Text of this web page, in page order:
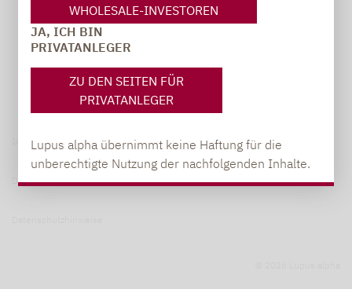
WHOLESALE-INVESTOREN
JA, ICH BIN
PRIVATANLEGER
ZU DEN SEITEN FÜR
PRIVATANLEGER
Lupus alpha übernimmt keine Haftung für die
unberechtigte Nutzung der nachfolgenden Inhalte.
Impressum
Datenschutzerklärung